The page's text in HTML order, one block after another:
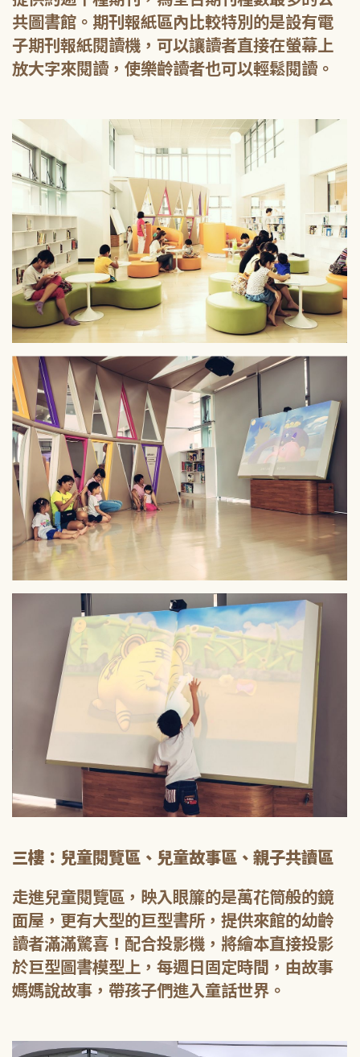
共圖書館。期刊報紙區內比較特別的是設有電
子期刊報紙閱讀機，可以讓讀者直接在螢幕上
放大字來閱讀，使樂齡讀者也可以輕鬆閱讀。
三樓：兒童閱覽區、兒童故事區、親子共讀區
走進兒童閱覽區，映入眼簾的是萬花筒般的鏡
面屋，更有大型的巨型書所，提供來館的幼齡
讀者滿滿驚喜！配合投影機，將繪本直接投影
於巨型圖書模型上，每週日固定時間，由故事
媽媽說故事，帶孩子們進入童話世界。